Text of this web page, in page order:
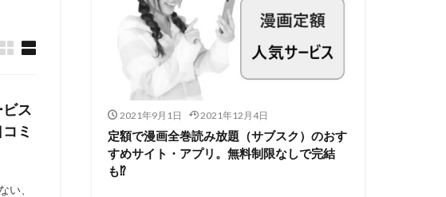
ス
ミ
い、
2021年9月1日 2021年12月4日
定額で漫画全巻読み放題（サブスク）のおす
すめサイト・アプリ。無料制限なしで完結
も⁉
第二新卒
九州エリア
ージェント
専門学校
護士
土地家屋調査士補助者
高卒